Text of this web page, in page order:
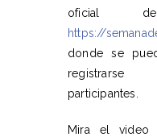
oficial
https://
donde se
registrarse
participantes.
Mira el video